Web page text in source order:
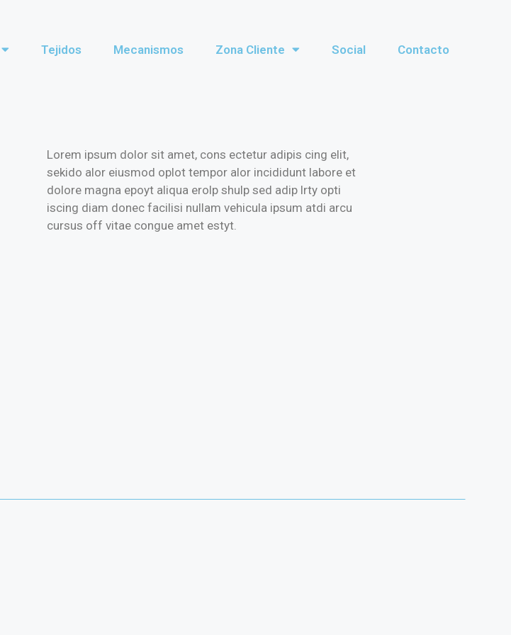
Tejidos Mecanismos Zona Cliente Social Contacto
Lorem ipsum dolor sit amet, cons ectetur adipis cing elit,
sekido alor eiusmod oplot tempor alor incididunt labore et
dolore magna epoyt aliqua erolp shulp sed adip lrty opti
iscing diam donec facilisi nullam vehicula ipsum atdi arcu
cursus off vitae congue amet estyt.